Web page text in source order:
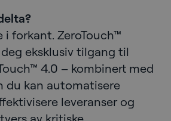
forkant. ZeroTouch™
eksklusiv tilgang til
4.0 – kombinert med
du kan automatisere
leveranser og